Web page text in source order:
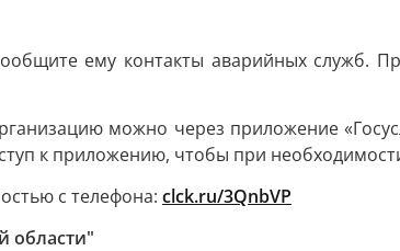
ему контакты аварийных служб.
можно через приложение
к приложению, чтобы при
с телефона: clck.ru/3QnbVP
области"